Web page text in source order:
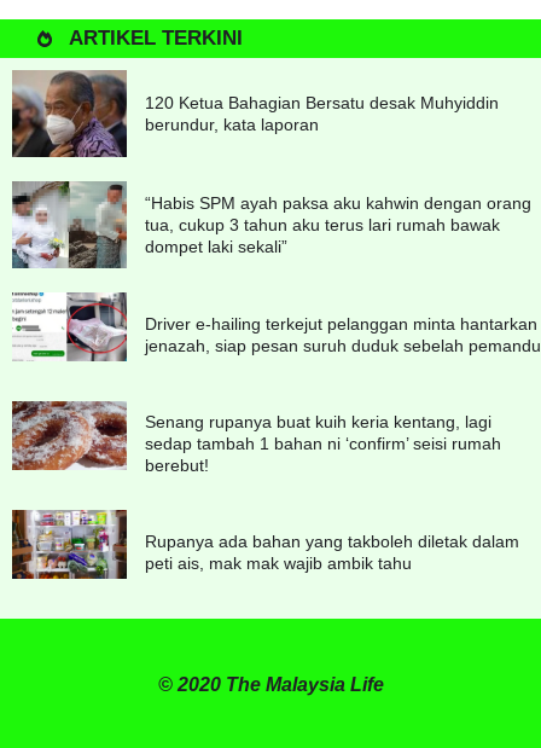
ARTIKEL TERKINI
120 Ketua Bahagian Bersatu desak Muhyiddin
berundur, kata laporan
“Habis SPM ayah paksa aku kahwin dengan orang
tua, cukup 3 tahun aku terus lari rumah bawak
dompet laki sekali”
Driver e-hailing terkejut pelanggan minta hantarkan
jenazah, siap pesan suruh duduk sebelah pemandu
Senang rupanya buat kuih keria kentang, lagi
sedap tambah 1 bahan ni ‘confirm’ seisi rumah
berebut!
Rupanya ada bahan yang takboleh diletak dalam
peti ais, mak mak wajib ambik tahu
© 2020 The Malaysia Life